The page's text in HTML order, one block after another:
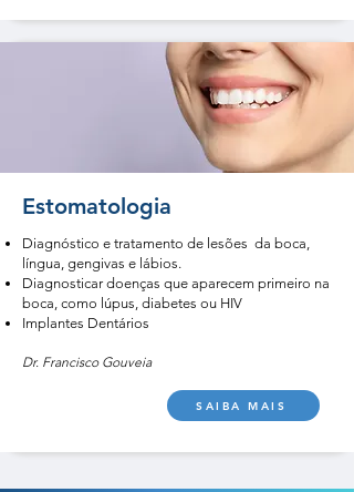
Estomatologia
Diagnóstico e tratamento de lesões da boca,
língua, gengivas e lábios.
Diagnosticar doenças que aparecem primeiro na
boca, como lúpus, diabetes ou HIV
Implantes Dentários
Dr. Francisco Gouveia
SAIBA MAIS